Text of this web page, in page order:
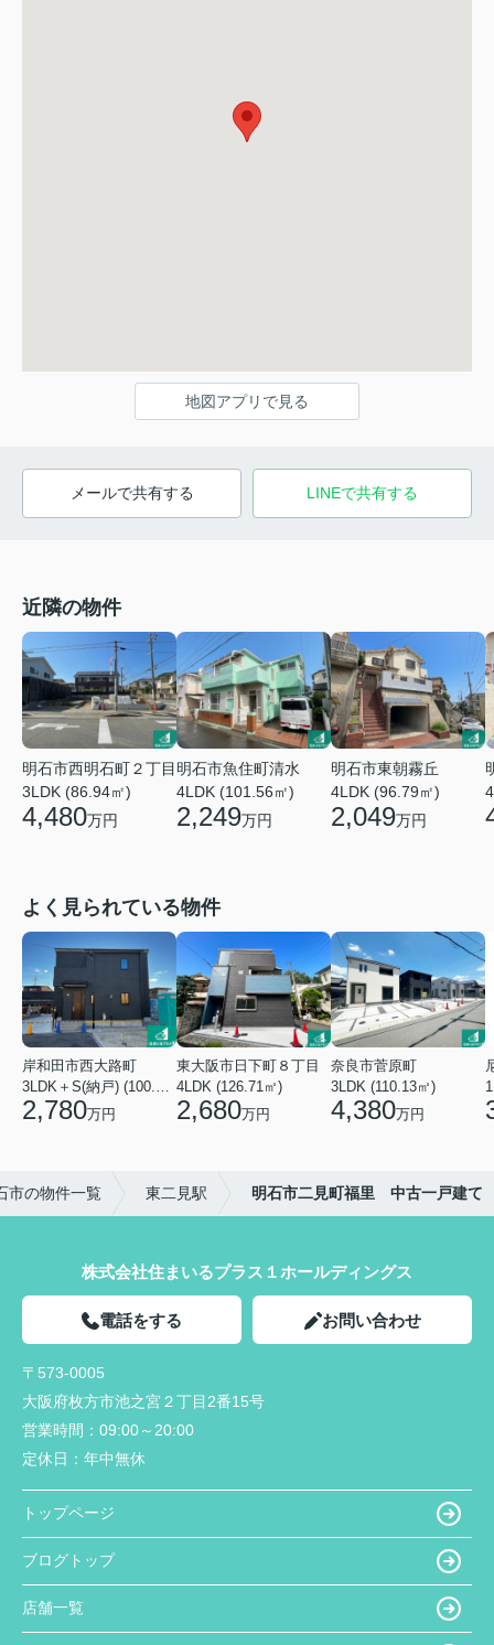
地図アプリで見る
メールで共有する LINEで共有する
近隣の物件
明石市西明石町２丁目
3LDK (86.94㎡)
4,480万円
明石市魚住町清水
4LDK (101.56㎡)
2,249万円
明石市東朝霧丘
4LDK (96.79㎡)
2,049万円
よく見られている物件
岸和田市西大路町
2,780万円
東大阪市日下町８丁目
4LDK (126.71㎡)
2,680万円
奈良市菅原町
3LDK (110.13㎡)
4,380万円
市の物件一覧 東二見駅 明石市二見町福里 中古一戸建て
株式会社住まいるプラス１ホールディングス
電話をする お問い合わせ
〒573-0005
大阪府枚方市池之宮２丁目2番15号
営業時間： 09:00～20:00
定休日： 年中無休
トップページ
ブログトップ
店舗一覧